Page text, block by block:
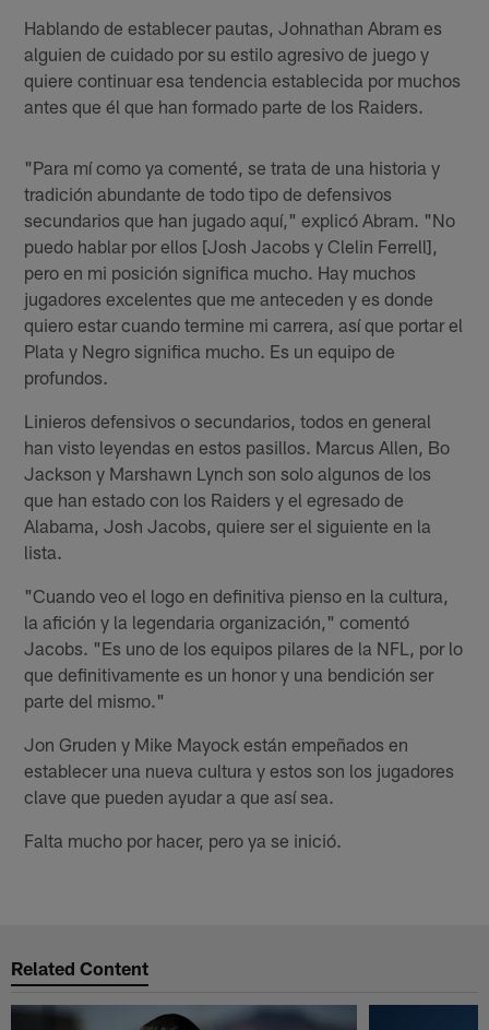
Hablando de establecer pautas, Johnathan Abram es
alguien de cuidado por su estilo agresivo de juego y
quiere continuar esa tendencia establecida por muchos
antes que él que han formado parte de los Raiders.
"Para mí como ya comenté, se trata de una historia y
tradición abundante de todo tipo de defensivos
secundarios que han jugado aquí," explicó Abram. "No
puedo hablar por ellos [Josh Jacobs y Clelin Ferrell],
pero en mi posición significa mucho. Hay muchos
jugadores excelentes que me anteceden y es donde
quiero estar cuando termine mi carrera, así que portar el
Plata y Negro significa mucho. Es un equipo de
profundos.
Linieros defensivos o secundarios, todos en general
han visto leyendas en estos pasillos. Marcus Allen, Bo
Jackson y Marshawn Lynch son solo algunos de los
que han estado con los Raiders y el egresado de
Alabama, Josh Jacobs, quiere ser el siguiente en la
lista.
"Cuando veo el logo en definitiva pienso en la cultura,
la afición y la legendaria organización," comentó
Jacobs. "Es uno de los equipos pilares de la NFL, por lo
que definitivamente es un honor y una bendición ser
parte del mismo."
Jon Gruden y Mike Mayock están empeñados en
establecer una nueva cultura y estos son los jugadores
clave que pueden ayudar a que así sea.
Falta mucho por hacer, pero ya se inició.
Related Content